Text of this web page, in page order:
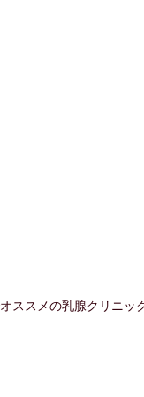
ススメの乳腺クリニッ